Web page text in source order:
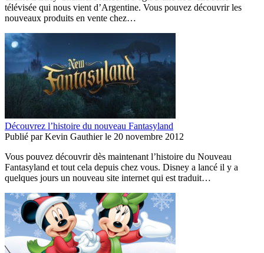
télévisée qui nous vient d’Argentine. Vous pouvez découvrir les
nouveaux produits en vente chez…
Découvrez l’histoire du nouveau Fantasyland
Publié parKevin Gauthier le 20 novembre 2012
Vous pouvez découvrir dès maintenant l’histoire du Nouveau
Fantasyland et tout cela depuis chez vous. Disney a lancé il y a
quelques jours un nouveau site internet qui est traduit…